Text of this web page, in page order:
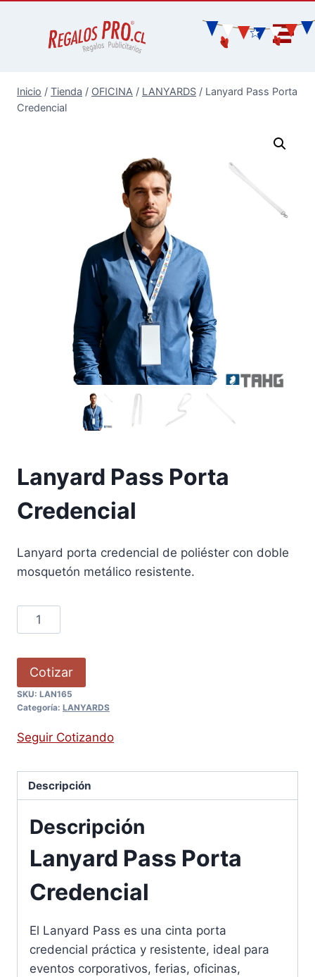
Inicio / Tienda / OFICINA / LANYARDS / Lanyard Pass Porta
Credencial
Lanyard Pass Porta
Credencial
Lanyard porta credencial de poliéster con doble
mosquetón metálico resistente.
Cotizar
SKU: LAN165
Categoría: LANYARDS
Seguir Cotizando
Descripción
Descripción
Lanyard Pass Porta
Credencial
El Lanyard Pass es una cinta porta
credencial práctica y resistente, ideal para
eventos corporativos, ferias, oficinas,